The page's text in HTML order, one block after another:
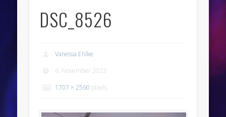
DSC_8526
Vanessa Ehlke
6. November 2023
1707 × 2560 pixels